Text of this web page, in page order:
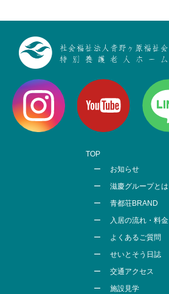
TOP
お知らせ
滋慶グループとは
青都荘BRAND
入居の流れ・料金
よくあるご質問
せいとそう日誌
交通アクセス
施設見学